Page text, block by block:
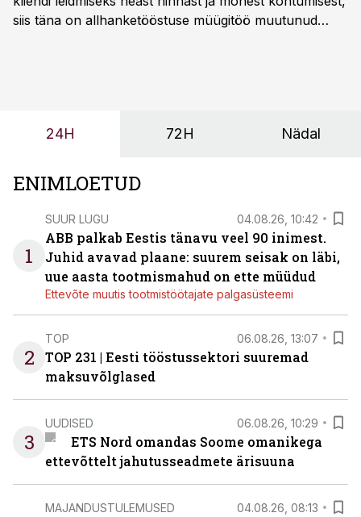
siis täna on allhanketööstuse müügitöö muutunud
24H 72H Nädal
ENIMLOETUD
1
SUUR LUGU 04.08.26, 10:42
ABB palkab Eestis tänavu veel 90 inimest.
Juhid avavad plaane: suurem seisak on läbi,
uue aasta tootmismahud on ette müüdud
Ettevõte muutis tootmistöötajate palgasüsteemi
2
TOP 06.08.26, 13:07
TOP 231 | Eesti tööstussektori suuremad
maksuvõlglased
3
UUDISED 06.08.26, 10:29
ETS Nord omandas Soome omanikega
ettevõttelt jahutusseadmete ärisuuna
MAJANDUSTULEMUSED 04.08.26, 08:13